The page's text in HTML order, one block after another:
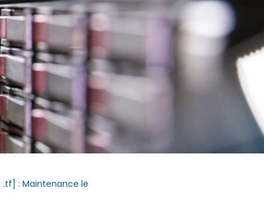
.tf] : Maintenance le